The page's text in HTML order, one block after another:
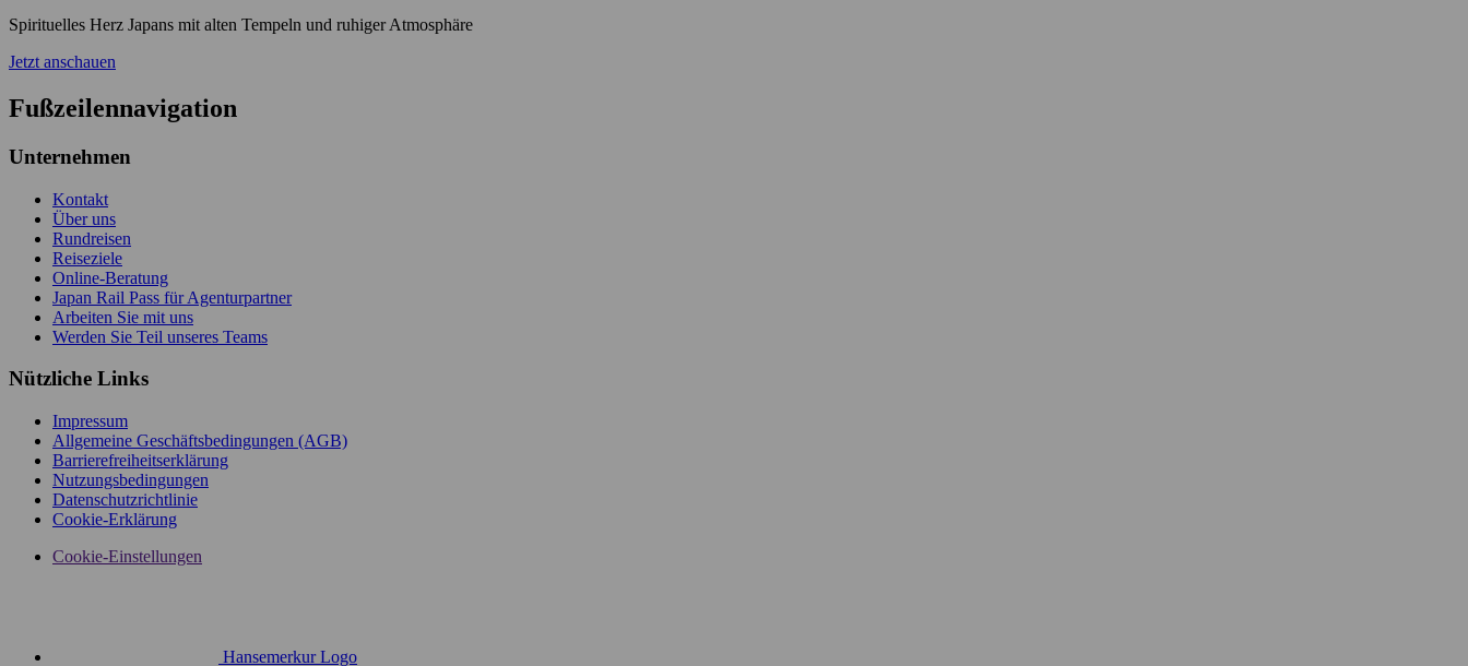
Spirituelles Herz Japans mit alten Tempeln und ruhiger Atmosphäre
Jetzt anschauen
Fußzeilennavigation
Unternehmen
Kontakt
Über uns
Rundreisen
Reiseziele
Online-Beratung
Japan Rail Pass für Agenturpartner
Arbeiten Sie mit uns
Werden Sie Teil unseres Teams
Nützliche Links
Impressum
Allgemeine Geschäftsbedingungen (AGB)
Barrierefreiheitserklärung
Nutzungsbedingungen
Datenschutzrichtlinie
Cookie-Erklärung
Cookie-Einstellungen
Hansemerkur Logo